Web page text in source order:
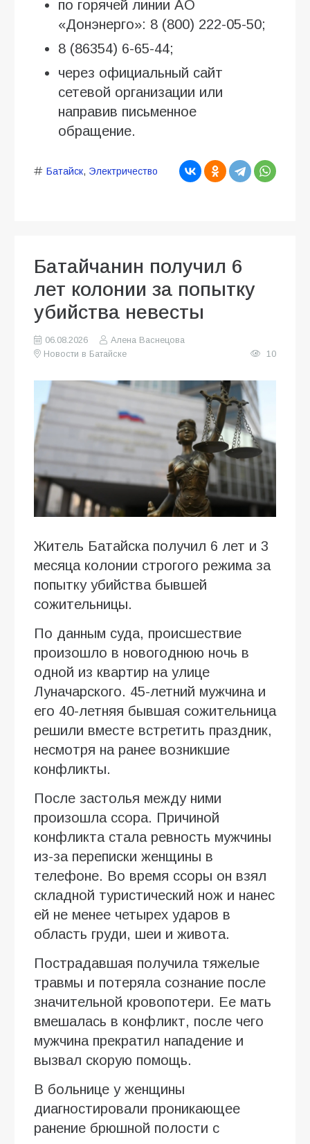
по горячей линии АО
«Донэнерго»: 8 (800) 222-05-50;
8 (86354) 6-65-44;
через официальный сайт
сетевой организации или
направив письменное
обращение.
Батайск, Электричество
Батайчанин получил 6
лет колонии за попытку
убийства невесты
06.08.2026
Алена Васнецова
Новости в Батайске
10
Житель Батайска получил 6 лет и 3
месяца колонии строгого режима за
попытку убийства бывшей
сожительницы.
По данным суда, происшествие
произошло в новогоднюю ночь в
одной из квартир на улице
Луначарского. 45-летний мужчина и
его 40-летняя бывшая сожительница
решили вместе встретить праздник,
несмотря на ранее возникшие
конфликты.
После застолья между ними
произошла ссора. Причиной
конфликта стала ревность мужчины
из-за переписки женщины в
телефоне. Во время ссоры он взял
складной туристический нож и нанес
ей не менее четырех ударов в
область груди, шеи и живота.
Пострадавшая получила тяжелые
травмы и потеряла сознание после
значительной кровопотери. Ее мать
вмешалась в конфликт, после чего
мужчина прекратил нападение и
вызвал скорую помощь.
В больнице у женщины
диагностировали проникающее
ранение брюшной полости с